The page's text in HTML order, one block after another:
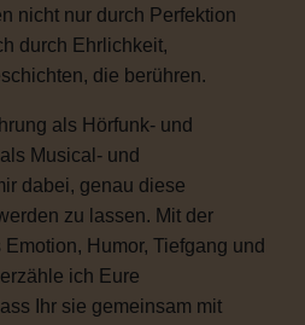
nicht nur durch Perfektion
durch Ehrlichkeit,
die berühren.
als Hörfunk- und
Musical- und
dabei, genau diese
zu lassen. Mit der
Humor, Tiefgang und
ich Eure
Ihr sie gemeinsam mit